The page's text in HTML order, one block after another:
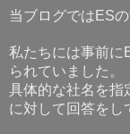
当ブログでは ES
私たちには事前に
られていました。
具体的な社名を指
に対して回答をし